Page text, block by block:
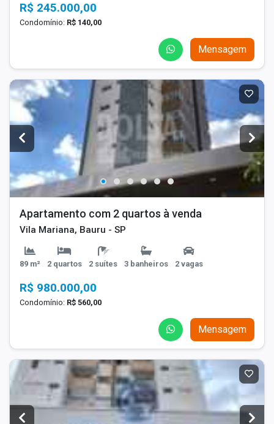
R$ 245.000,00
Condomínio: R$ 140,00
Mensagem
Apartamento com 2 quartos à venda
Vila Mariana, Bauru - SP
89 m² 2 quartos 2 suítes 3 banheiros 2 vagas
R$ 980.000,00
Condomínio: R$ 560,00
Mensagem